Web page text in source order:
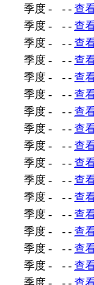
季度 - - - 查
季度 - - - 查
季度 - - - 查
季度 - - - 查
季度 - - - 查
季度 - - - 查
季度 - - - 查
季度 - - - 查
季度 - - - 查
季度 - - - 查
季度 - - - 查
季度 - - - 查
季度 - - - 查
季度 - - - 查
季度 - - - 查
季度 - - - 查
季度 - - - 查